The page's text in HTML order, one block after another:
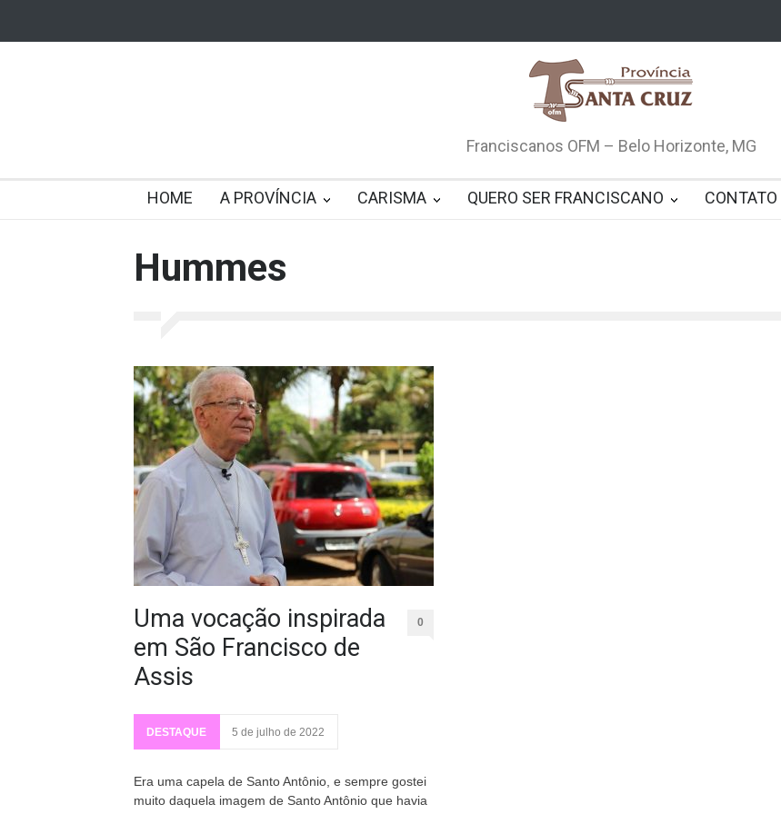
Franciscanos OFM – Belo Horizonte, MG
HOME A PROVÍNCIA CARISMA QUERO SER FRANCISCANO CONTATO
Hummes
Uma vocação inspirada
em São Francisco de
Assis
0
DESTAQUE 5 de julho de 2022
Era uma capela de Santo Antônio, e sempre gostei
muito daquela imagem de Santo Antônio que havia